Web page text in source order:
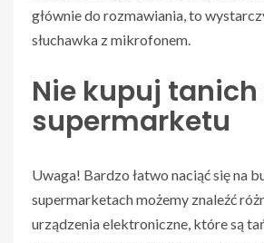
głównie do rozmawiania, to
słuchawka z mikrofonem.
Nie kupuj tanich
supermarketu
Uwaga! Bardzo łatwo naciąć się na
supermarketach możemy znaleźć
urządzenia elektroniczne, które są